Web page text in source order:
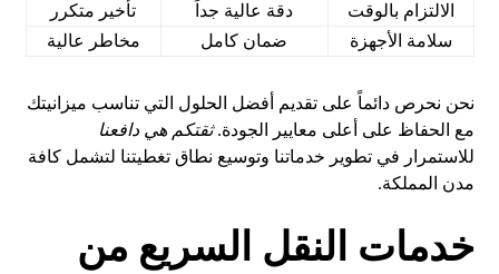
الالتزام بالوقت
دقة عالية جداً
تأخير متكرر
سلامة الأجهزة
ضمان كامل مخاطر عالية
نحن نحرص دائماً على تقديم أفضل الحلول التي تناسب ميزانيتك
مع الحفاظ على أعلى معايير الجودة.ثقتكم هي دافعنا
للاستمرار في تطوير خدماتنا وتوسيع نطاق تغطيتنا لتشمل كافة
مدن المملكة.
خدمات النقل السريع من